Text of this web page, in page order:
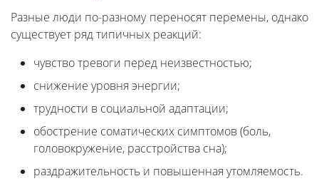
Разные люди по-разному переносят перемены, однако
существует ряд типичных реакций:
чувство тревоги перед неизвестностью;
снижение уровня энергии;
трудности в социальной адаптации;
обострение соматических симптомов (боль,
головокружение, расстройства сна);
раздражительность и повышенная утомляемость.